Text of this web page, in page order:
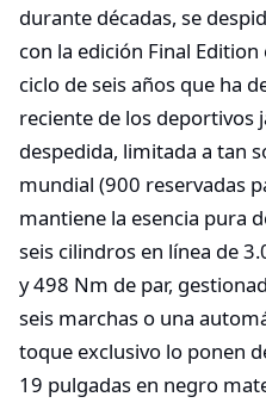
durante décadas, se
con la edición Final
ciclo de seis años que ha
reciente de los deportivos
despedida, limitada a tan
mundial (900 reservadas
mantiene la esencia pura
seis cilindros en línea de
y 498 Nm de par,
seis marchas o una
toque exclusivo lo ponen
19 pulgadas en negro